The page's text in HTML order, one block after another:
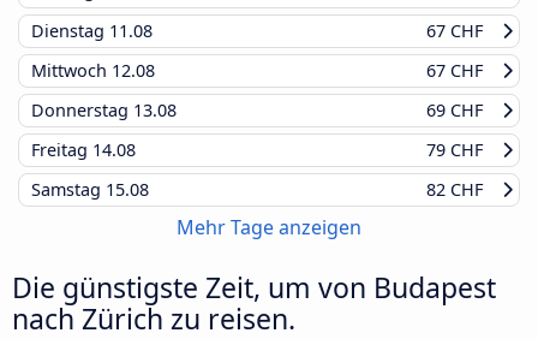
Dienstag 11.08
67 CHF
Mittwoch 12.08
67 CHF
Donnerstag 13.08
69 CHF
Freitag 14.08
79 CHF
Samstag 15.08 82 CHF
Mehr Tage anzeigen
Die günstigste Zeit, um von Budapest
nach Zürich zu reisen.